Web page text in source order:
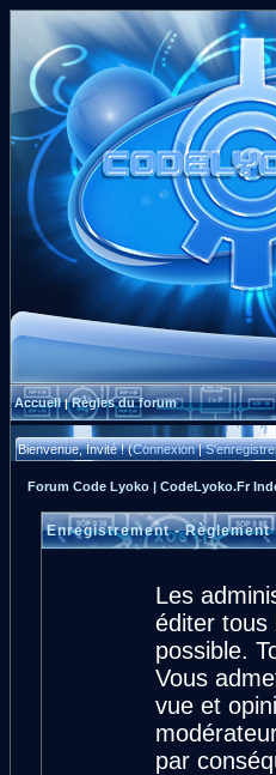
Accueil|Règles du forum
Bienvenue, Invité ! (Connexion|
Forum Code Lyoko | CodeLyoko.Fr
Enregistrement - Règlement
Les
éditer tous
possible.
Vous
vue et
par